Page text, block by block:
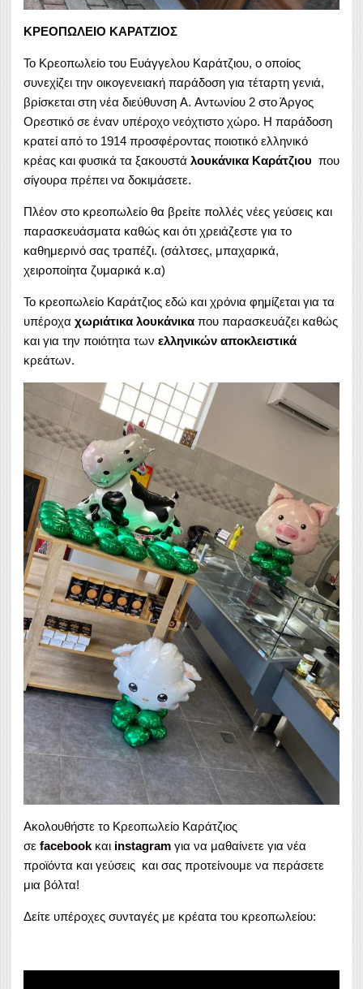
ΚΡΕΟΠΩΛΕΙΟ ΚΑΡΑΤΖΙΟΣ
Το Κρεοπωλείο του Ευάγγελου Καράτζιου, ο οποίος
συνεχίζει την οικογενειακή παράδοση για τέταρτη γενιά,
βρίσκεται στη νέα διεύθυνση A. Αντωνίου 2 στο Άργος
Ορεστικό σε έναν υπέροχο νεόχτιστο χώρο. Η παράδοση
κρατεί από το 1914 προσφέροντας ποιοτικό ελληνικό
κρέας και φυσικά τα ξακουστά λουκάνικα Καράτζιου που
σίγουρα πρέπει να δοκιμάσετε.
Πλέον στο κρεοπωλείο θα βρείτε πολλές νέες γεύσεις και
παρασκευάσματα καθώς και ότι χρειάζεστε για το
καθημερινό σας τραπέζι. (σάλτσες, μπαχαρικά,
χειροποίητα ζυμαρικά κ.α)
Το κρεοπωλείο Καράτζιος εδώ και χρόνια φημίζεται για τα
υπέροχα χωριάτικα λουκάνικα που παρασκευάζει καθώς
και για την ποιότητα των ελληνικών αποκλειστικά
κρεάτων.
Ακολουθήστε το Κρεοπωλείο Καράτζιος
σε facebook και instagram για να μαθαίνετε για νέα
προϊόντα και γεύσεις και σας προτείνουμε να περάσετε
μια βόλτα!
Δείτε υπέροχες συνταγές με κρέατα του κρεοπωλείου: